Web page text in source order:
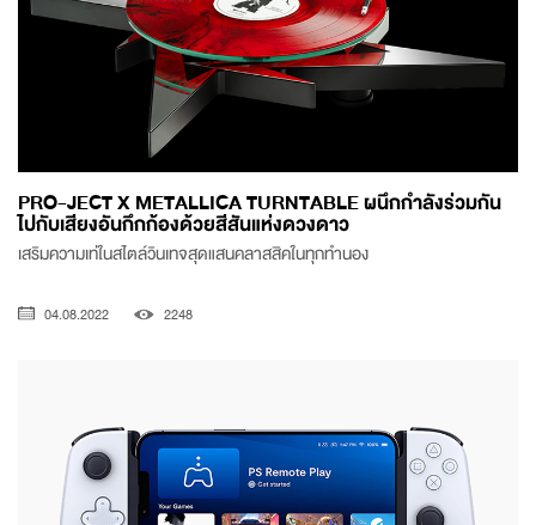
PRO-JECT X METALLICA TURNTABLE ผนึกกำลังร่วมกัน
ไปกับเสียงอันกึกก้องด้วยสีสันแห่งดวงดาว
เสริมความเท่ในสไตล์วินเทจสุดแสนคลาสสิคในทุกทำนอง
04.08.2022 2248